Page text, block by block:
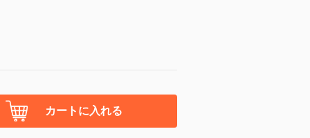
カートに入れる